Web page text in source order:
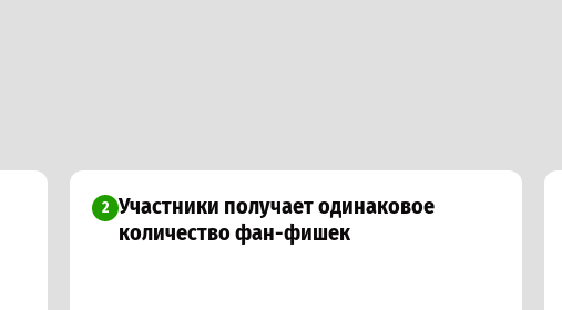
2 Участники получает одинаковое
количество фан-фишек